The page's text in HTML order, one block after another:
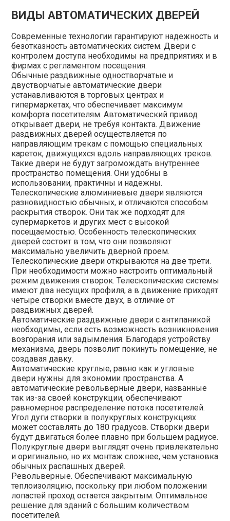
ВИДЫ АВТОМАТИЧЕСКИХ ДВЕРЕЙ
Современные технологии гарантируют надежность и
безотказность автоматических систем. Двери с
контролем доступа необходимы на предприятиях и в
фирмах с регламентом посещения.
Обычные раздвижные одностворчатые и
двустворчатые автоматические двери
устанавливаются в торговых центрах и
гипермаркетах, что обеспечивает максимум
комфорта посетителям. Автоматический привод
открывает двери, не требуя контакта. Движение
раздвижных дверей осуществляется по
направляющим трекам с помощью специальных
кареток, движущихся вдоль направляющих треков.
Такие двери не будут загромождать внутреннее
пространство помещения. Они удобны в
использовании, практичны и надежны.
Телескопические алюминиевые двери являются
разновидностью обычных, и отличаются способом
раскрытия створок. Они так же подходят для
супермаркетов и других мест с высокой
посещаемостью. Особенность телескопических
дверей состоит в том, что они позволяют
максимально увеличить дверной проем.
Телескопические двери открываются на две трети.
При необходимости можно настроить оптимальный
режим движения створок. Телескопические системы
имеют два несущих профиля, а в движение приходят
четыре створки вместе двух, в отличие от
раздвижных дверей.
Автоматические раздвижные двери с антипаникой
необходимы, если есть возможность возникновения
возгорания или задымления. Благодаря устройству
механизма, дверь позволит покинуть помещение, не
создавая давку.
Автоматические круглые, равно как и угловые
двери нужны для экономии пространства. А
автоматические револьверные двери, названные
так из-за своей конструкции, обеспечивают
равномерное распределение потока посетителей.
Угол дуги створки в полукруглых конструкциях
может составлять до 180 градусов. Створки двери
будут двигаться более плавно при большем радиусе.
Полукруглые двери выглядят очень привлекательно
и оригинально, но их монтаж сложнее, чем установка
обычных распашных дверей.
Револьверные. Обеспечивают максимальную
теплоизоляцию, поскольку при любом положении
лопастей проход остается закрытым. Оптимальное
решение для зданий с большим количеством
посетителей.